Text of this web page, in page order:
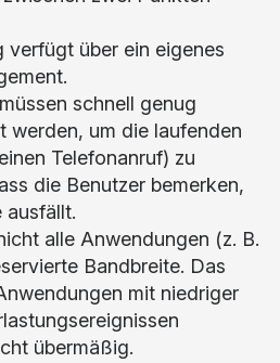
verfügt über ein eigenes
schnell genug
werden, um die laufenden
Telefonanruf) zu
die Benutzer bemerken,
ausfällt.
alle Anwendungen (z. B.
Bandbreite. Das
mit niedriger
übermäßig.